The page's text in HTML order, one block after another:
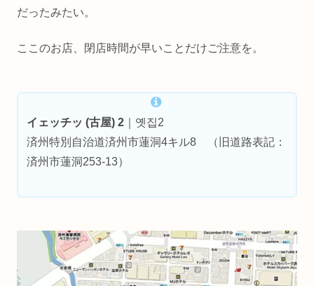
だったみたい。
ここのお店、閉店時間が早いことだけご注意を。
イェッチッ (古屋) 2 ｜옛집2
済州特別自治道済州市蓮洞4キル8 （旧道路表記：
済州市蓮洞253-13）